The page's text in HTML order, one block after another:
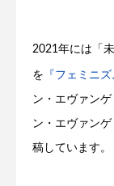
2021年には「
を 『フェミニ
ン・エヴァン
ン・エヴァン
稿しています。